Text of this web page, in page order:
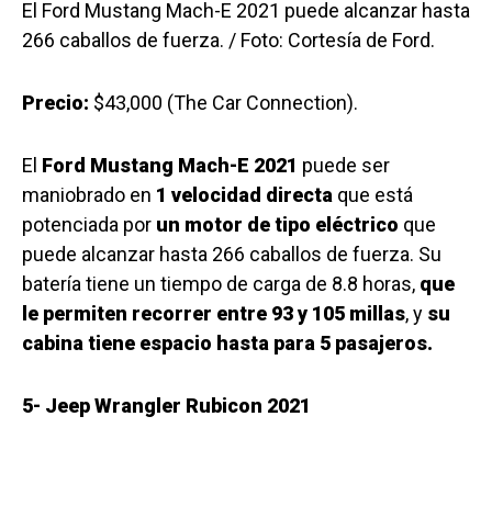
El Ford Mustang Mach-E 2021 puede alcanzar hasta
266 caballos de fuerza. / Foto: Cortesía de Ford.
Precio: $43,000 (The Car Connection).
El Ford Mustang Mach-E 2021 puede ser
maniobrado en 1 velocidad directa que está
potenciada por un motor de tipo eléctrico que
puede alcanzar hasta 266 caballos de fuerza. Su
batería tiene un tiempo de carga de 8.8 horas, que
le permiten recorrer entre 93 y 105 millas, y su
cabina tiene espacio hasta para 5 pasajeros.
5- Jeep Wrangler Rubicon 2021